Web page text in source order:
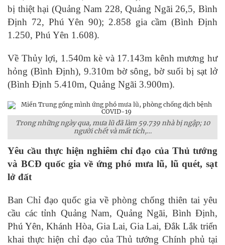
bị thiệt hại (Quảng Nam 228, Quảng Ngãi 26,5, Bình
Định 72, Phú Yên 90); 2.858 gia cầm (Bình Định
1.250, Phú Yên 1.608).
Về Thủy lợi, 1.540m kè và 17.143m kênh mương hư
hỏng (Bình Định), 9.310m bờ sông, bờ suối bị sạt lở
(Bình Định 5.410m, Quảng Ngãi 3.900m).
Trong những ngày qua, mưa lũ đã làm 59.739 nhà bị ngập; 10
người chết và mất tích,…
Yêu cầu thực hiện nghiêm chỉ đạo của Thủ tướng
và BCĐ quốc gia về ứng phó mưa lũ, lũ quét, sạt
lở đất
Ban Chỉ đạo quốc gia về phòng chống thiên tai yêu
cầu các tỉnh Quảng Nam, Quảng Ngãi, Bình Định,
Phú Yên, Khánh Hòa, Gia Lai, Gia Lai, Đắk Lắk triển
khai thực hiện chỉ đạo của Thủ tướng Chính phủ tại